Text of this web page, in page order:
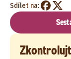
Sdílet na: